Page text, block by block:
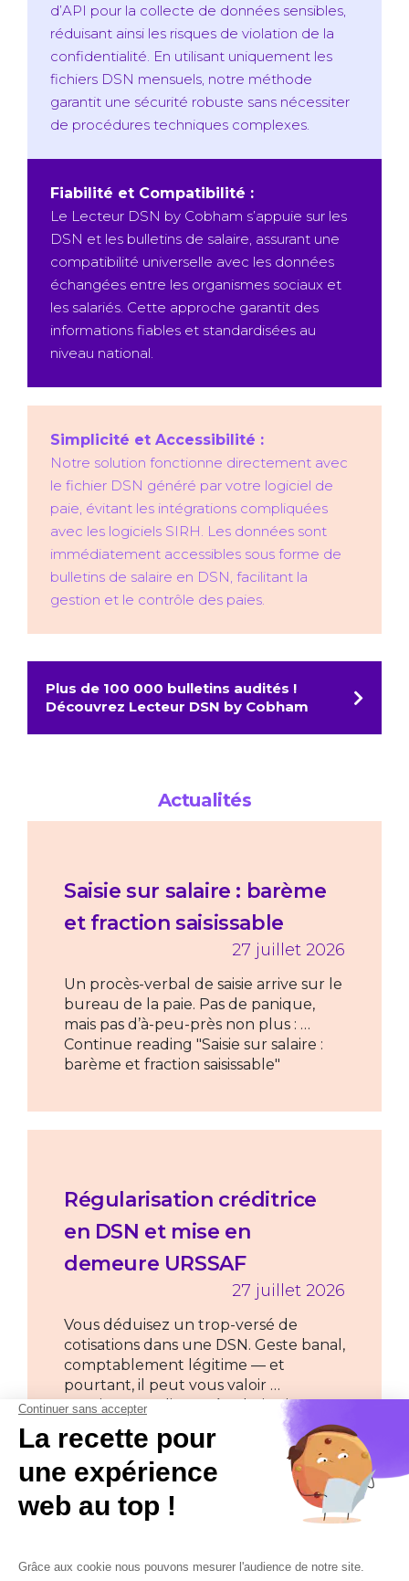
d’API pour la collecte de données sensibles,
réduisant ainsi les risques de violation de la
confidentialité. En utilisant uniquement les
fichiers DSN mensuels, notre méthode
garantit une sécurité robuste sans nécessiter
de procédures techniques complexes.
Fiabilité et Compatibilité :
Le Lecteur DSN by Cobham s’appuie sur les
DSN et les bulletins de salaire, assurant une
compatibilité universelle avec les données
échangées entre les organismes sociaux et
les salariés. Cette approche garantit des
informations fiables et standardisées au
niveau national.
Simplicité et Accessibilité :
Notre solution fonctionne directement avec
le fichier DSN généré par votre logiciel de
paie, évitant les intégrations compliquées
avec les logiciels SIRH. Les données sont
immédiatement accessibles sous forme de
bulletins de salaire en DSN, facilitant la
gestion et le contrôle des paies.
Plus de 100 000 bulletins audités !
Découvrez Lecteur DSN by Cobham
Actualités
Saisie sur salaire : barème
et fraction saisissable
27 juillet 2026
Un procès-verbal de saisie arrive sur le
bureau de la paie. Pas de panique,
mais pas d’à-peu-près non plus : …
Continue reading "Saisie sur salaire :
barème et fraction saisissable"
Régularisation créditrice
en DSN et mise en
demeure URSSAF
27 juillet 2026
Vous déduisez un trop-versé de
cotisations dans une DSN. Geste banal,
comptablement légitime — et
pourtant, il peut vous valoir …
Continue reading "Régularisation
créditrice en DSN et mise en demeure
URSSAF"